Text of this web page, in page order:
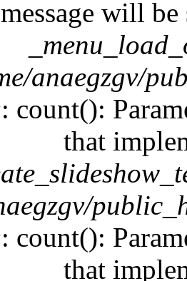
will
anaegzgv/
: count():
that
: count():
that